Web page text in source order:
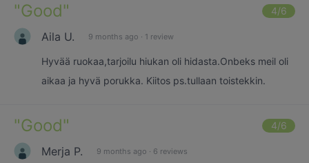
"Good" 4/6
Aila U. 9 months ago · 1 review
Hyvää ruokaa,tarjoilu hiukan oli hidasta.Onbeks meil oli
aikaa ja hyvä porukka. Kiitos ps.tullaan toistekkin.
"Good" 4/6
Merja P. 9 months ago · 6 reviews